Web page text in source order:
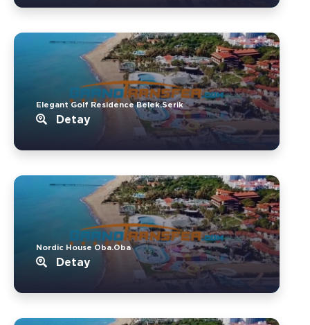
Elegant Golf Residence Belek.Serik
Detay
Nordic House Oba.Oba
Detay